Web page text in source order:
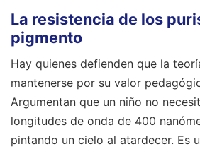
La resistencia de los
pigmento
Hay quienes defienden que la
mantenerse por su valor
Argumentan que un niño no
longitudes de onda de 400
pintando un cielo al atardecer. Es